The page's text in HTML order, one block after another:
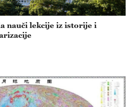
nauči lekcije iz istorije i